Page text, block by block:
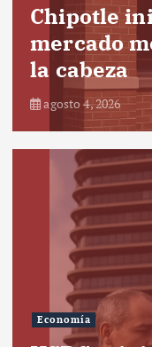
Chipotle
mercado
la cabeza
agosto 4, 2026
Economía